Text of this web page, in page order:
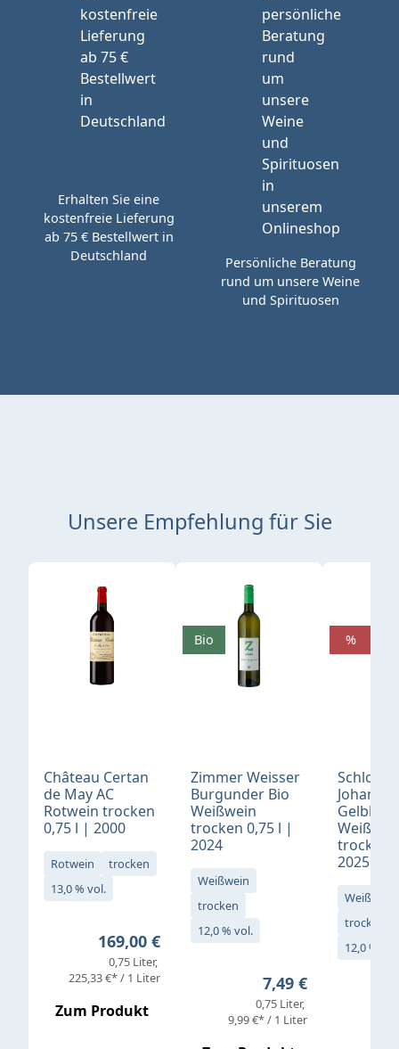
Erhalten Sie eine
kostenfreie Lieferung
ab 75 € Bestellwert in
Deutschland
Persönliche Beratung
rund um unsere Weine
und Spirituosen
Unsere Empfehlung für Sie
Produktgalerie überspringen
Château Certan
de May AC
Rotwein trocken
0,75 l | 2000
Rotwein
trocken
13,0 % vol.
Regulärer Preis:
169,00 €
0,75 Liter
225,33 €* / 1 Liter
Zum Produkt
Zimmer Weisser
Burgunder Bio
Weißwein
trocken 0,75 l |
2024
Weißwein
trocken
12,0 % vol.
Regulärer Preis:
7,49 €
0,75 Liter
9,99 €* / 1 Liter
Bio
Schloß
Gelblack
trocken
2025
Weißwein
trocken
12,0 % vol.
%